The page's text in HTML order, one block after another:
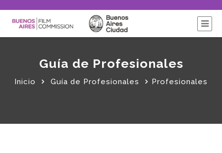
Guía de Profesionales
Inicio Guía de Profesionales Profesionales